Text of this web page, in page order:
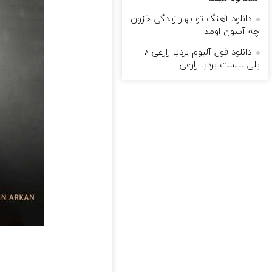
دانلود آهنگ تو بهار زندگی خزون
چه آسون اومد
دانلود فول آلبوم بردیا زارعی ♪
پلی لیست بردیا زارعی